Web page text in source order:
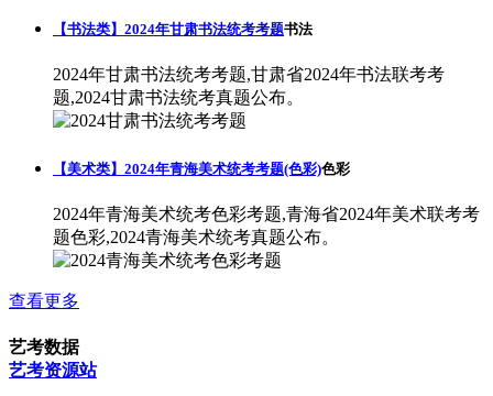
【书法类】2024年甘肃书法统考考题书法
2024年甘肃书法统考考题,甘肃省2024年书法联考考
题,2024甘肃书法统考真题公布。
【美术类】2024年青海美术统考考题(色彩)色彩
2024年青海美术统考色彩考题,青海省2024年美术联考考
题色彩,2024青海美术统考真题公布。
查看更多
艺考数据
艺考资源站